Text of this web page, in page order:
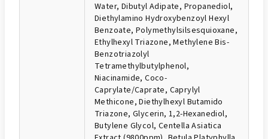
Water, Dibutyl Adipate, Propanediol,
Diethylamino Hydroxybenzoyl Hexyl
Benzoate, Polymethylsilsesquioxane,
Ethylhexyl Triazone, Methylene Bis-
Benzotriazolyl
Tetramethylbutylphenol,
Niacinamide, Coco-
Caprylate/Caprate, Caprylyl
Methicone, Diethylhexyl Butamido
Triazone, Glycerin, 1,2-Hexanediol,
Butylene Glycol, Centella Asiatica